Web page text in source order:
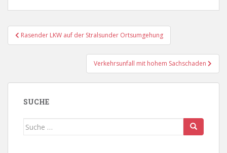
Beitragsnavigation
Rasender LKW auf der Stralsunder Ortsumgehung
Verkehrsunfall mit hohem Sachschaden
SUCHE
Suche